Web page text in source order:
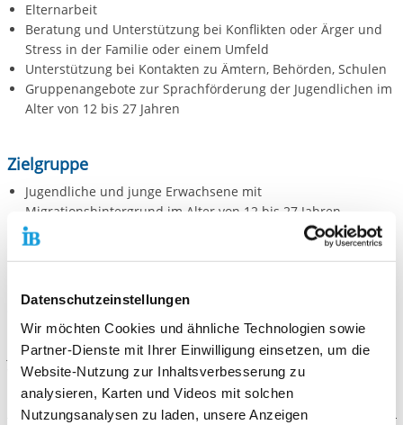
Datenschutzeinstellungen
Wir möchten Cookies und ähnliche Technologien sowie
Partner-Dienste mit Ihrer Einwilligung einsetzen, um die
Website-Nutzung zur Inhaltsverbesserung zu
analysieren, Karten und Videos mit solchen
Nutzungsanalysen zu laden, unsere Anzeigen
Elternarbeit
Beratung und Unterstützung bei Konflikten oder Ärger und
Stress in der Familie oder einem Umfeld
Unterstützung bei Kontakten zu Ämtern, Behörden, Schulen
Gruppenangebote zur Sprachförderung der Jugendlichen im
Alter von 12 bis 27 Jahren
Zielgruppe
Jugendliche und junge Erwachsene mit
Migrationshintergrund im Alter von 12 bis 27 Jahren
Mitarbeiter*innen von Institutionen und Initiativen, die mit
jungen Migrantinnen und Migranten arbeiten
Ziele
Der Jugendmigrationsdienst (JMD) Lollar ist ein Fachdienst für
junge Menschen mit Migrationshintergrund.
Wir unterstützen bei der sprachlichen, beruflichen, schulischen
und sozialen Integration in unsere Gesellschaft.